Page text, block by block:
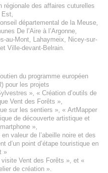
régionale des affaires cuturelles
Est,
départemental de la Meuse,
De l’Aire à l’Argonne,
au-Mont Lahaymeix
Nicey-sur-
Ville-devant-Belrain.
du programme européen
pour les projets
», « Création d’outils de
Vent des Forêts »,
sur les sentiers », « ArtMapper
de découverte artistique et
»,
valeur de l’abeille noire et des
d’un point d’étape touristique en
»
Vent des Forêts », et «
de création».